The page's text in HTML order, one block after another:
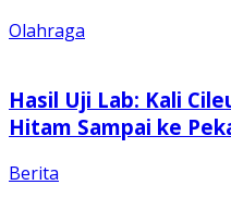
Olahraga
Hasil Uji Lab: Kali
Hitam Sampai ke
Berita